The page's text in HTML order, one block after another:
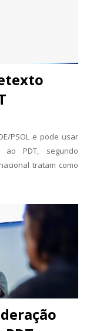
PSOL e pode usar
PDT, segundo
tratam como